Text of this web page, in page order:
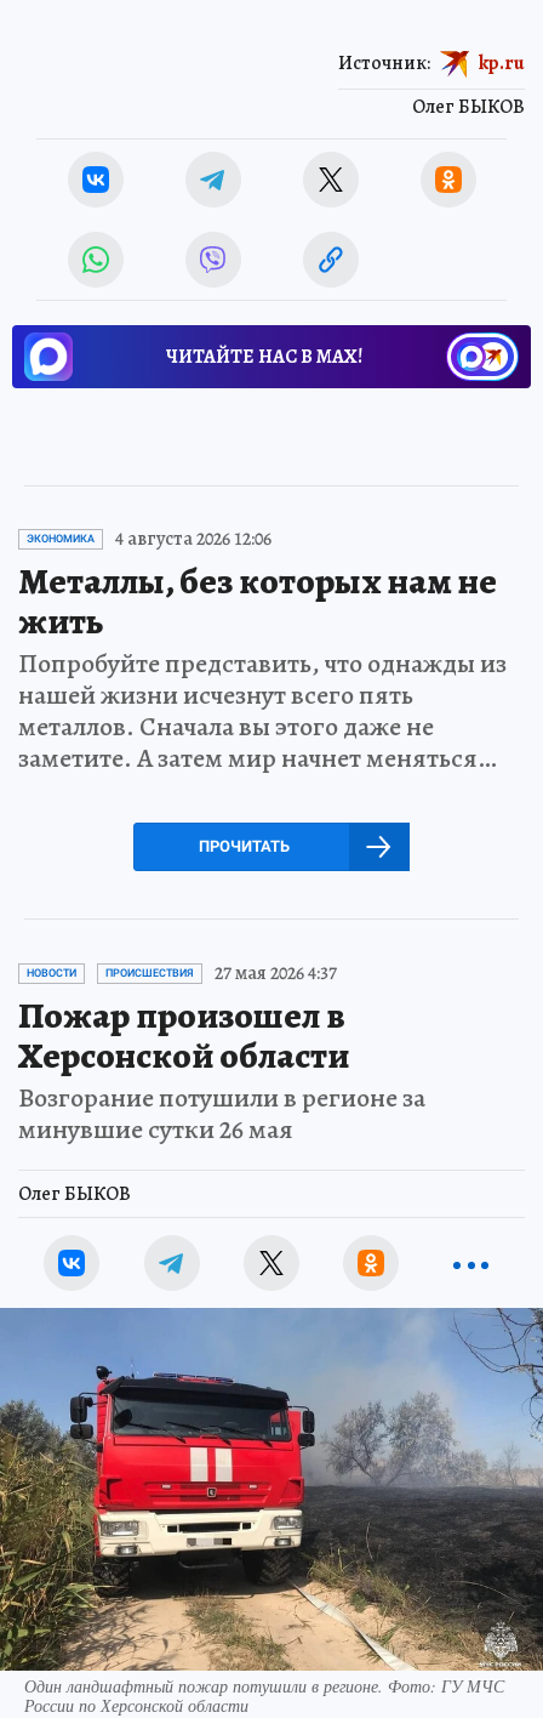
Олег БЫКОВ
Источник: kp.ru
ЧИТАЙТЕ НАС В МАХ!
ЭКОНОМИКА 4 августа 2026 12:06
Металлы, без которых нам не
жить
Попробуйте представить, что однажды из
нашей жизни исчезнут всего пять
металлов. Сначала вы этого даже не
заметите. А затем мир начнет меняться…
ПРОЧИТАТЬ
НОВОСТИ ПРОИСШЕСТВИЯ 27 мая 2026 4:37
Пожар произошел в
Херсонской области
Возгорание потушили в регионе за
минувшие сутки 26 мая
Олег БЫКОВ
Один ландшафтный пожар потушили в регионе. Фото: ГУ МЧС
России по Херсонской области